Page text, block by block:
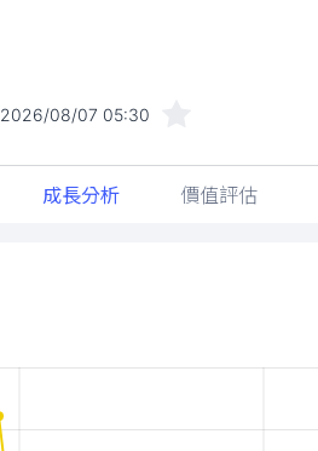
2026/08/07 05:30
成長分析 價值評估